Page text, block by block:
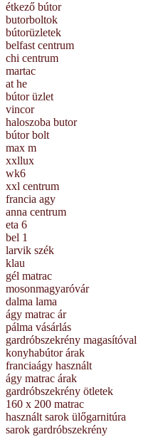
étkező bútor
butorboltok
bútorüzletek
belfast centrum
chi centrum
martac
at he
bútor üzlet
vincor
haloszoba butor
bútor bolt
max m
xxllux
wk6
xxl centrum
francia agy
anna centrum
eta 6
bel 1
larvik szék
klau
gél matrac
mosonmagyaróvár
dalma lama
ágy matrac ár
pálma vásárlás
gardróbszekrény magasítóval
konyhabútor árak
franciaágy használt
ágy matrac árak
gardróbszekrény ötletek
160 x 200 matrac
használt sarok ülőgarnitúra
sarok gardróbszekrény